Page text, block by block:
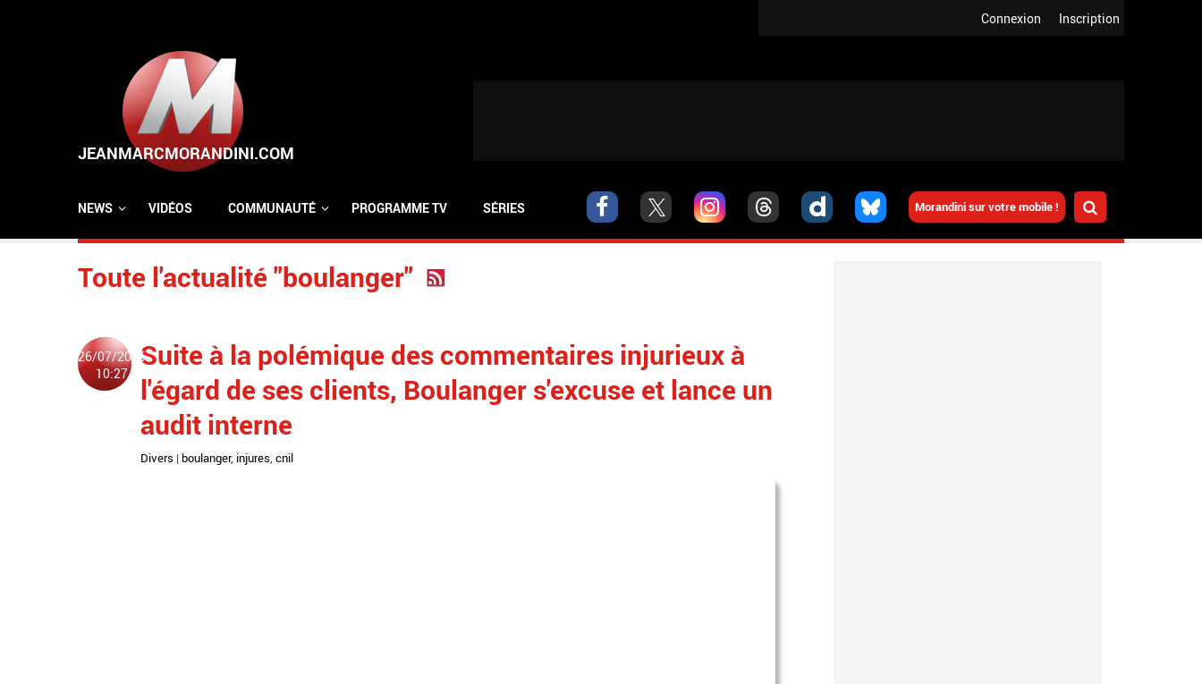
Inscription
Connexion
Morandini sur votre mobile !
NEWS VIDÉOS COMMUNAUTÉ PROGRAMME TV SÉRIES
Toute l'actualité "boulanger"
26/07/2015
10:27
Suite à la polémique des commentaires injurieux à
l'égard de ses clients, Boulanger s'excuse et lance un
audit interne
Divers | boulanger, injures, cnil